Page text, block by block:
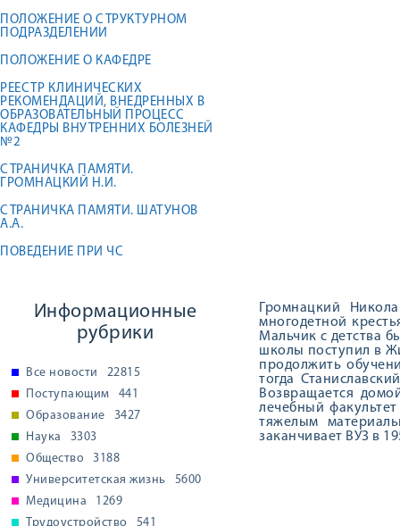
ПОЛОЖЕНИЕ О СТРУКТУРНОМ
ПОДРАЗДЕЛЕНИИ
ПОЛОЖЕНИЕ О КАФЕДРЕ
РЕЕСТР КЛИНИЧЕСКИХ
РЕКОМЕНДАЦИЙ, ВНЕДРЕННЫХ В
ОБРАЗОВАТЕЛЬНЫЙ ПРОЦЕСС
КАФЕДРЫ ВНУТРЕННИХ БОЛЕЗНЕЙ
№2
СТРАНИЧКА ПАМЯТИ.
ГРОМНАЦКИЙ Н.И.
СТРАНИЧКА ПАМЯТИ. ШАТУНОВ
А.А.
ПОВЕДЕНИЕ ПРИ ЧС
Информационные
рубрики
Все новости
22815
Поступающим
441
Образование
3427
Наука
3303
Общество
3188
Университетская жизнь
5600
Медицина
1269
Трудоустройство
541
Громнацкий
многодетной
Мальчик с детства
школы поступил в
продолжить
тогда
Возвращается
лечебный
тяжелым
заканчивает ВУЗ в